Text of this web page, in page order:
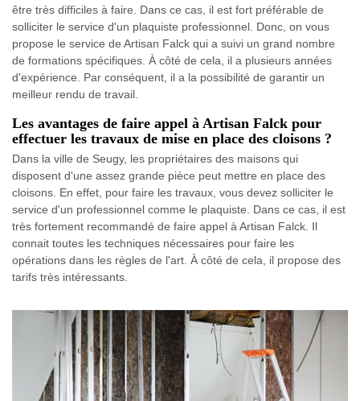
être très difficiles à faire. Dans ce cas, il est fort préférable de
solliciter le service d'un plaquiste professionnel. Donc, on vous
propose le service de Artisan Falck qui a suivi un grand nombre
de formations spécifiques. À côté de cela, il a plusieurs années
d'expérience. Par conséquent, il a la possibilité de garantir un
meilleur rendu de travail.
Les avantages de faire appel à Artisan Falck pour
effectuer les travaux de mise en place des cloisons ?
Dans la ville de Seugy, les propriétaires des maisons qui
disposent d'une assez grande pièce peut mettre en place des
cloisons. En effet, pour faire les travaux, vous devez solliciter le
service d'un professionnel comme le plaquiste. Dans ce cas, il est
très fortement recommandé de faire appel à Artisan Falck. Il
connait toutes les techniques nécessaires pour faire les
opérations dans les règles de l'art. À côté de cela, il propose des
tarifs très intéressants.